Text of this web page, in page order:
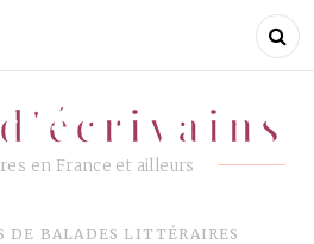
en France et ailleurs
d'écrivains
DE BALADES LITTÉRAIRES